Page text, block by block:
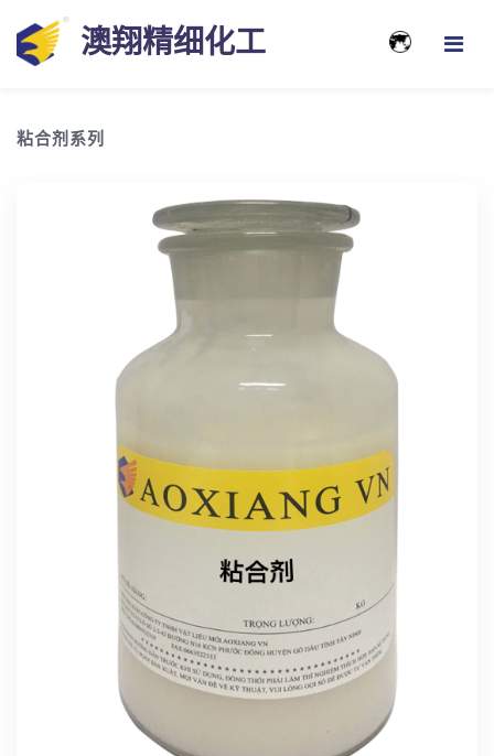
澳翔精细化工
粘合剂系列